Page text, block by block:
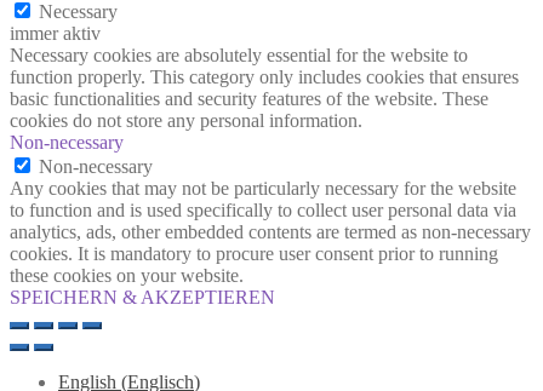
Necessary
immer aktiv
Necessary cookies are absolutely essential for the website to
function properly. This category only includes cookies that ensures
basic functionalities and security features of the website. These
cookies do not store any personal information.
Non-necessary
Non-necessary
Any cookies that may not be particularly necessary for the website
to function and is used specifically to collect user personal data via
analytics, ads, other embedded contents are termed as non-necessary
cookies. It is mandatory to procure user consent prior to running
these cookies on your website.
SPEICHERN & AKZEPTIEREN
English (Englisch)